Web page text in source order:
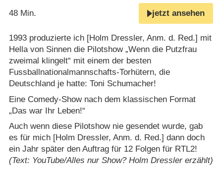
48 Min. jetzt ansehen
1993 produzierte ich [Holm Dressler, Anm. d. Red.] mit
Hella von Sinnen die Pilotshow „Wenn die Putzfrau
zweimal klingelt“ mit einem der besten
Fussballnationalmannschafts-Torhütern, die
Deutschland je hatte: Toni Schumacher!
Eine Comedy-Show nach dem klassischen Format
„Das war Ihr Leben!“
Auch wenn diese Pilotshow nie gesendet wurde, gab
es für mich [Holm Dressler, Anm. d. Red.] dann doch
ein Jahr später den Auftrag für 12 Folgen für RTL2!
(Text: YouTube/Alles nur Show? Holm Dressler erzählt)